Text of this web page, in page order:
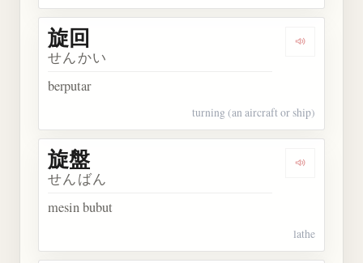
Dengarkan
旋回
せんかい
berputar
turning (an aircraft or ship)
Dengarkan
旋盤
せんばん
mesin bubut
lathe